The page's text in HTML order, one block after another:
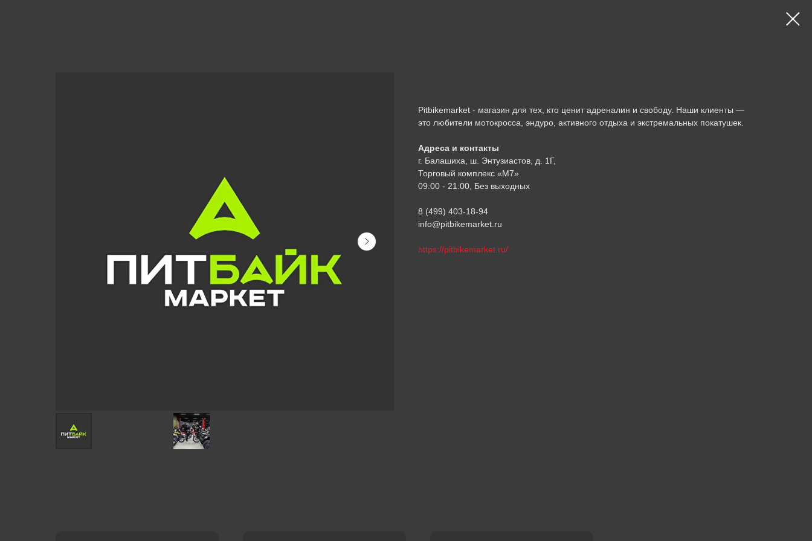
Pitbikemarket - магазин для тех, кто ценит адреналин и свободу. Наши клиенты —
это любители мотокросса, эндуро, активного отдыха и экстремальных покатушек.
Адреса и контакты
г. Балашиха, ш. Энтузиастов, д. 1Г,
Торговый комплекс «М7»
09:00 - 21:00, Без выходных
8 (499) 403-18-94
info@pitbikemarket.ru
https://pitbikemarket.ru/